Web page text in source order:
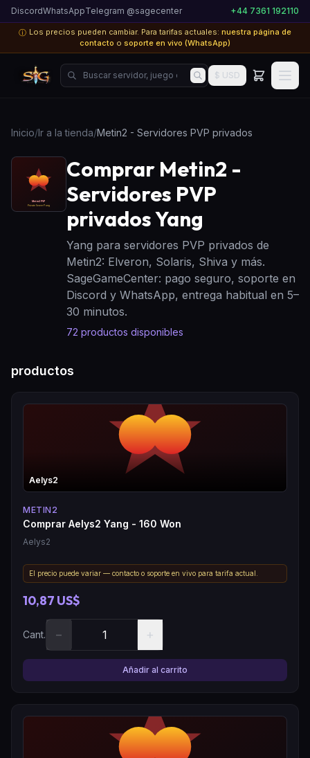
DiscordWhatsAppTelegram @sagecenter +44 7361 192110
ⓘ Los precios pueden cambiar. Para tarifas actuales: nuestra página de
contacto o soporte en vivo (WhatsApp)
Buscar servidor, juego o producto...
$ USD
Inicio/Ir a la tienda/Metin2 - Servidores PVP privados
Comprar Metin2 -
Servidores PVP
privados Yang
Yang para servidores PVP privados de
Metin2: Elveron, Solaris, Shiva y más.
SageGameCenter: pago seguro, soporte en
Discord y WhatsApp, entrega habitual en 5–
30 minutos.
72 productos disponibles
productos
Aelys2
METIN2
Comprar Aelys2 Yang - 160 Won
Aelys2
El precio puede variar — contacto o soporte en vivo para tarifa actual.
10,87 US$
Cant. − +
Añadir al carrito